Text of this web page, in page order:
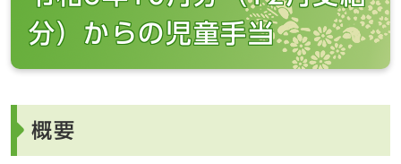
分）からの児童手当
概要